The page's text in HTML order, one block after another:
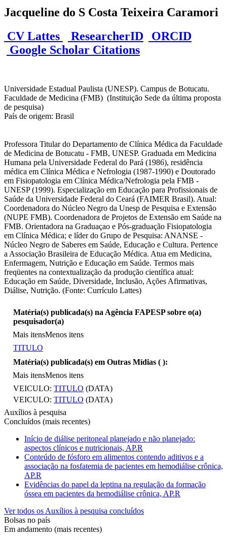
Jacqueline do S Costa Teixeira Caramori
CV Lattes
ResearcherID
ORCID
Google Scholar Citations
Universidade Estadual Paulista (UNESP). Campus de Botucatu.
Faculdade de Medicina (FMB) (Instituição Sede da última proposta
de pesquisa)
País de origem: Brasil
Professora Titular do Departamento de Clínica Médica da Faculdade
de Medicina de Botucatu - FMB, UNESP. Graduada em Medicina
Humana pela Universidade Federal do Pará (1986), residência
médica em Clínica Médica e Nefrologia (1987-1990) e Doutorado
em Fisiopatologia em Clínica Médica/Nefrologia pela FMB -
UNESP (1999). Especialização em Educação para Profissionais de
Saúde da Universidade Federal do Ceará (FAIMER Brasil). Atual:
Coordenadora do Núcleo Negro da Unesp de Pesquisa e Extensão
(NUPE FMB). Coordenadora de Projetos de Extensão em Saúde na
FMB. Orientadora na Graduaçao e Pós-graduação Fisiopatologia
em Clínica Médica; e líder do Grupo de Pesquisa: ANANSE -
Núcleo Negro de Saberes em Saúde, Educação e Cultura. Pertence
a Associação Brasileira de Educação Médica. Atua em Medicina,
Enfermagem, Nutrição e Educação em Saúde. Termos mais
freqüentes na contextualização da produção científica atual:
Educação em Saúde, Diversidade, Inclusão, Ações Afirmativas,
Diálise, Nutrição. (Fonte: Currículo Lattes)
Matéria(s) publicada(s) na Agência FAPESP sobre o(a)
pesquisador(a)
Mais itensMenos itens
TITULO
Matéria(s) publicada(s) em Outras Mídias ( ):
Mais itensMenos itens
VEICULO: TITULO (DATA)
VEICULO: TITULO (DATA)
Auxílios à pesquisa
Concluídos (mais recentes)
Início de diálise peritoneal planejado e não planejado:
aspectos clínicos e nutricionais, AP.R
Conteúdo de fósforo em alimentos contendo aditivos e a
associação na fosfatemia de pacientes em hemodiálise crônica,
AP.R
Evidências do papel da leptina na regulação da formação
óssea em pacientes da hemodiálise crônica, AP.R
Ver todos os Auxílios à pesquisa concluídos
Bolsas no país
Em andamento (mais recentes)